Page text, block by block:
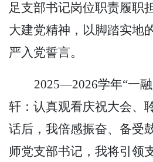
足支部书记岗位职责履职
大建党精神，以脚踏实地
严入党誓言。
2025—2026学年“一
轩：认真观看庆祝大会、
话后，我倍感振奋、备受
师党支部书记，我将引领